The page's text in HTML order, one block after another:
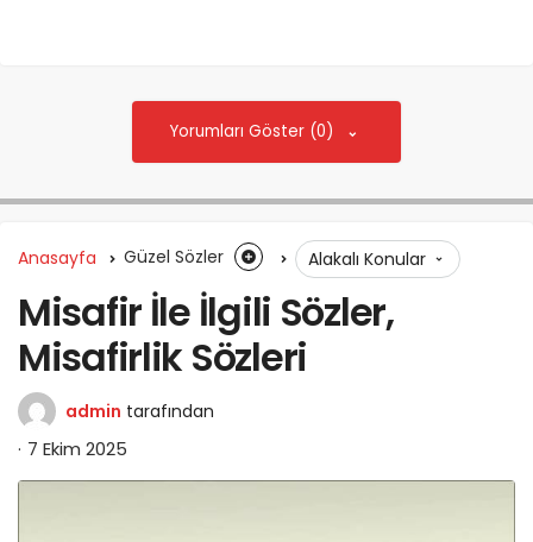
Yorumları Göster (0)
Anasayfa Güzel Sözler Alakalı Konular
Misafir İle İlgili Sözler,
Misafirlik Sözleri
admin tarafından
7 Ekim 2025